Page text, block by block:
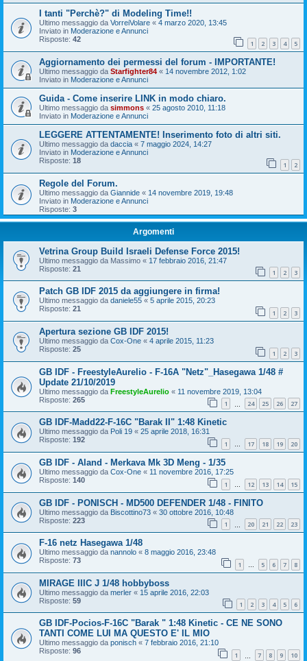
I tanti "Perchè?" di Modeling Time!!
Ultimo messaggio da VorreiVolare « 4 marzo 2020, 13:45
Inviato in Moderazione e Annunci
Risposte: 42 1 2 3 4 5
Aggiornamento dei permessi del forum - IMPORTANTE!
Ultimo messaggio da Starfighter84 « 14 novembre 2012, 1:02
Inviato in Moderazione e Annunci
Guida - Come inserire LINK in modo chiaro.
Ultimo messaggio da simmons « 25 agosto 2010, 11:18
Inviato in Moderazione e Annunci
LEGGERE ATTENTAMENTE! Inserimento foto di altri siti.
Ultimo messaggio da daccia « 7 maggio 2024, 14:27
Inviato in Moderazione e Annunci
Risposte: 18 1 2
Regole del Forum.
Ultimo messaggio da Giannide « 14 novembre 2019, 19:48
Inviato in Moderazione e Annunci
Risposte: 3
Argomenti
Vetrina Group Build Israeli Defense Force 2015!
Ultimo messaggio da Massimo « 17 febbraio 2016, 21:47
Risposte: 21 1 2 3
Patch GB IDF 2015 da aggiungere in firma!
Ultimo messaggio da daniele55 « 5 aprile 2015, 20:23
Risposte: 21 1 2 3
Apertura sezione GB IDF 2015!
Ultimo messaggio da Cox-One « 4 aprile 2015, 11:23
Risposte: 25 1 2 3
GB IDF - FreestyleAurelio - F-16A "Netz"_Hasegawa 1/48 #
Update 21/10/2019
Ultimo messaggio da FreestyleAurelio « 11 novembre 2019, 13:04
Risposte: 265 1 24 25 26 27
GB IDF-Madd22-F-16C "Barak II" 1:48 Kinetic
Ultimo messaggio da Poli 19 « 25 aprile 2018, 16:31
Risposte: 192 1 … 17 18 19 20
GB IDF - Aland - Merkava Mk 3D Meng - 1/35
Ultimo messaggio da Cox-One « 11 novembre 2016, 17:25
Risposte: 140 1 … 12 13 14 15
GB IDF - PONISCH - MD500 DEFENDER 1/48 - FINITO
Ultimo messaggio da Biscottino73 « 30 ottobre 2016, 10:48
Risposte: 223 1 20 21 22 23
F-16 netz Hasegawa 1/48
Ultimo messaggio da nannolo « 8 maggio 2016, 23:48
Risposte: 73 1 … 5 6 7 8
MIRAGE IIIC J 1/48 hobbyboss
Ultimo messaggio da merler « 15 aprile 2016, 22:03
Risposte: 59 1 2 3 4 5 6
GB IDF-Pocios-F-16C "Barak " 1:48 Kinetic - CE NE SONO
TANTI COME LUI MA QUESTO E' IL MIO
Ultimo messaggio da ponisch « 7 febbraio 2016, 21:10
Risposte: 96 1 7 8 9 10